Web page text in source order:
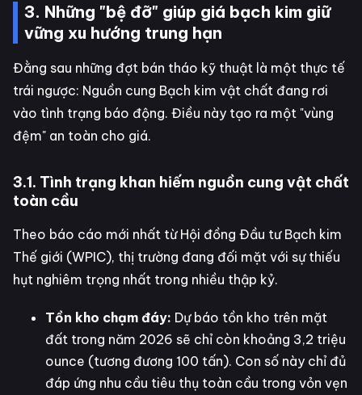
3. Những "bệ đỡ" giúp giá bạch kim giữ
vững xu hướng trung hạn
Đằng sau những đợt bán tháo kỹ thuật là một thực tế
trái ngược: Nguồn cung Bạch kim vật chất đang rơi
vào tình trạng báo động. Điều này tạo ra một "vùng
đệm" an toàn cho giá.
3.1. Tình trạng khan hiếm nguồn cung vật chất
toàn cầu
Theo báo cáo mới nhất từ Hội đồng Đầu tư Bạch kim
Thế giới (WPIC), thị trường đang đối mặt với sự thiếu
hụt nghiêm trọng nhất trong nhiều thập kỷ.
Tồn kho chạm đáy: Dự báo tồn kho trên mặt
đất trong năm 2026 sẽ chỉ còn khoảng 3,2 triệu
ounce (tương đương 100 tấn). Con số này chỉ đủ
đáp ứng nhu cầu tiêu thụ toàn cầu trong vỏn vẹn